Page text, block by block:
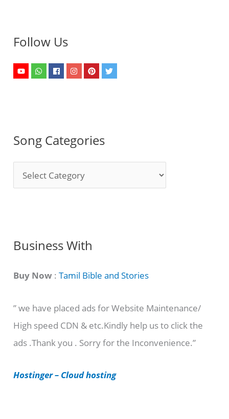
Follow Us
Song Categories
o
C
t
g
o
r
e
Business With
Buy Now :Tamil Bible and Stories
” we have placed ads for Website Maintenance/
High speed CDN & etc.Kindly help us to click the
ads .Thank you . Sorry for the Inconvenience.”
Hostinger – Cloud hosting